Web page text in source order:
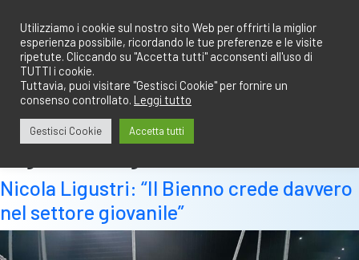
contenuto
Nicola Ligustri: “Il Bienno crede davvero
nel settore giovanile”
Utilizziamo i cookie sul nostro sito Web per offrirti la miglior
esperienza possibile, ricordando le tue preferenze e le visite
ripetute. Cliccando su "Accetta tutti" acconsenti all'uso di
TUTTI i cookie.
Tuttavia, puoi visitare "Gestisci Cookie" per fornire un
consenso controllato. Leggi tutto
Gestisci Cookie Accetta tutti